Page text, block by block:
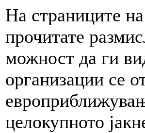
На страниците
прочитате
можност да ги
организации се
целокупното